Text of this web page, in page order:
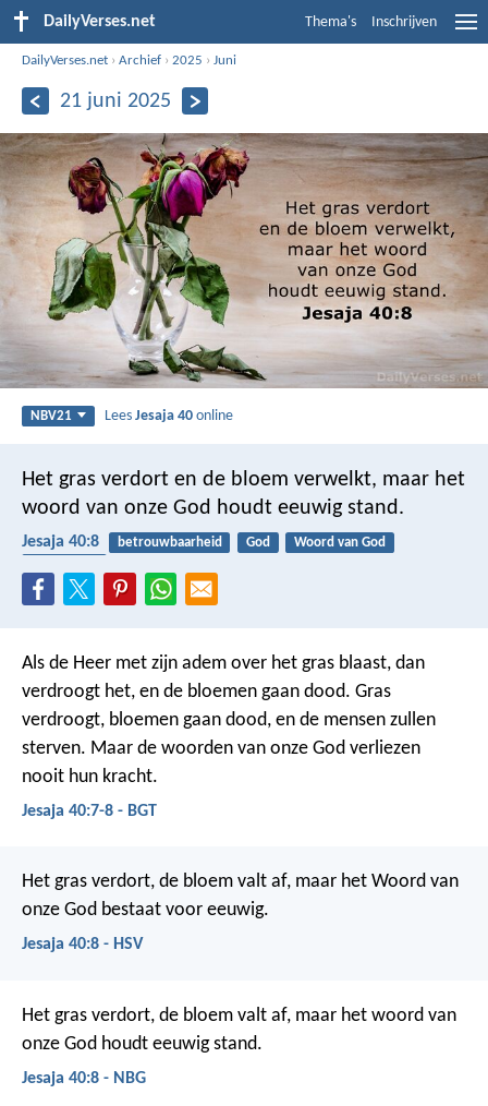
DailyVerses.net Thema's Inschrijven
DailyVerses.net ›Archief ›2025 ›Juni
21 juni 2025
NBV21 LeesJesaja 40 online
Het gras verdort en de bloem verwelkt, maar het
woord van onze God houdt eeuwig stand.
Jesaja 40:8 betrouwbaarheid God
Woord van God
Als de Heer met zijn adem over het gras blaast, dan
verdroogt het, en de bloemen gaan dood. Gras
verdroogt, bloemen gaan dood, en de mensen zullen
sterven. Maar de woorden van onze God verliezen
nooit hun kracht.
Jesaja 40:7-8 - BGT
Het gras verdort, de bloem valt af, maar het Woord van
onze God bestaat voor eeuwig.
Jesaja 40:8 - HSV
Het gras verdort, de bloem valt af, maar het woord van
onze God houdt eeuwig stand.
Jesaja 40:8 - NBG